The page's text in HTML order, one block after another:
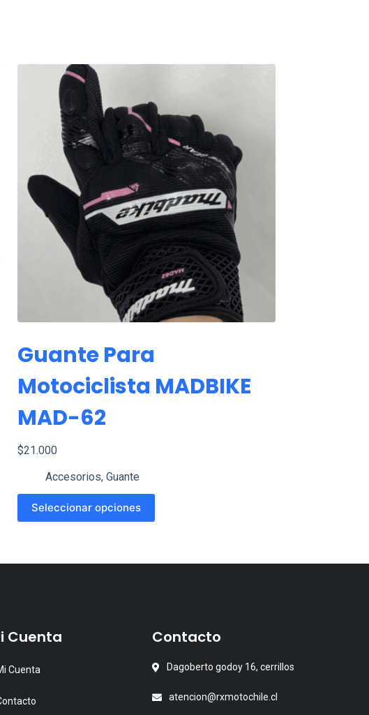
Guante Para
Motociclista MADBIKE
MAD-62
$21.000
Accesorios, Guante
Seleccionar opciones
Este
producto
múltiples
se
en
Cuenta
Cuenta
Contacto
Dagoberto godoy 16, cerrillos
atencion@rxmotochile.cl